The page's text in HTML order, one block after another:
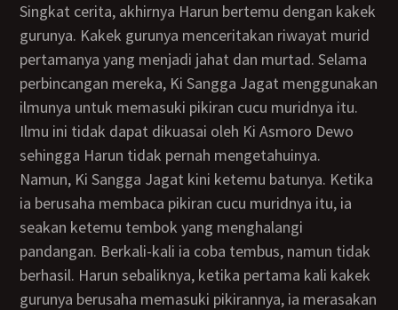
Singkat cerita, akhirnya Harun bertemu dengan kakek
gurunya. Kakek gurunya menceritakan riwayat murid
pertamanya yang menjadi jahat dan murtad. Selama
perbincangan mereka, Ki Sangga Jagat menggunakan
ilmunya untuk memasuki pikiran cucu muridnya itu.
Ilmu ini tidak dapat dikuasai oleh Ki Asmoro Dewo
sehingga Harun tidak pernah mengetahuinya.
Namun, Ki Sangga Jagat kini ketemu batunya. Ketika
ia berusaha membaca pikiran cucu muridnya itu, ia
seakan ketemu tembok yang menghalangi
pandangan. Berkali-kali ia coba tembus, namun tidak
berhasil. Harun sebaliknya, ketika pertama kali kakek
gurunya berusaha memasuki pikirannya, ia merasakan